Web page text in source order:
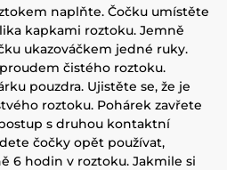
naplňte. Čočku umístěte
kapkami roztoku. Jemně
ukazováčkem jedné ruky.
čistého roztoku.
pouzdra. Ujistěte se, že je
roztoku. Pohárek zavřete
s druhou kontaktní
čočky opět používat,
6 hodin v roztoku. Jakmile si